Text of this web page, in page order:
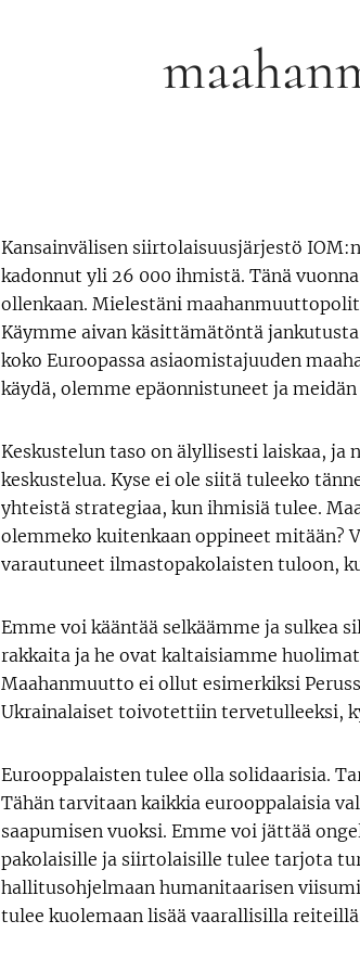
Kansainvälisen siirtolaisuusjärjestö
kadonnut yli 26 000 ihmistä. Tänä
ollenkaan. Mielestäni
Käymme aivan käsittämätöntä
koko Euroopassa asiaomistajuuden
käydä, olemme epäonnistuneet ja
Keskustelun taso on älyllisesti laiskaa, ja
keskustelua. Kyse ei ole siitä tuleeko
yhteistä strategiaa, kun ihmisiä tulee.
olemmeko kuitenkaan oppineet mitään?
varautuneet ilmastopakolaisten tuloon,
Emme voi kääntää selkäämme ja sulkea
rakkaita ja he ovat kaltaisiamme
Maahanmuutto ei ollut esimerkiksi
Ukrainalaiset toivotettiin tervetulleeksi,
Eurooppalaisten tulee olla solidaarisia.
Tähän tarvitaan kaikkia eurooppalaisia
saapumisen vuoksi. Emme voi jättää
pakolaisille ja siirtolaisille tulee tarjota
hallitusohjelmaan humanitaarisen
tulee kuolemaan lisää vaarallisilla